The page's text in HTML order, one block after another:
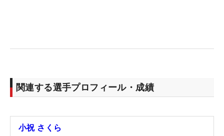
楽しみながら」。米国での1週間半を充実の時間に
する。（文・間宮輝憲）
関連する選手プロフィール・成績
小祝 さくら